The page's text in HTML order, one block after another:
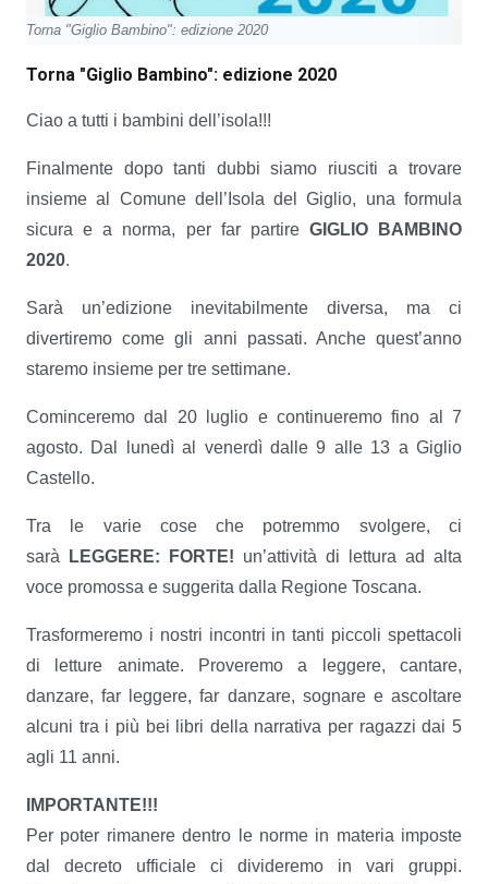
Torna "Giglio Bambino": edizione 2020
Torna "Giglio Bambino": edizione 2020
Ciao a tutti i bambini dell’isola!!!
Finalmente dopo tanti dubbi siamo riusciti a trovare
insieme al Comune dell’Isola del Giglio, una formula
sicura e a norma, per far partire GIGLIO BAMBINO
2020.
Sarà un’edizione inevitabilmente diversa, ma ci
divertiremo come gli anni passati. Anche quest’anno
staremo insieme per tre settimane.
Cominceremo dal 20 luglio e continueremo fino al 7
agosto. Dal lunedì al venerdì dalle 9 alle 13 a Giglio
Castello.
Tra le varie cose che potremmo svolgere, ci
sarà
LEGGERE: FORTE! un’attività di lettura ad alta
voce promossa e suggerita dalla Regione Toscana.
Trasformeremo i nostri incontri in tanti piccoli spettacoli
di letture animate. Proveremo a leggere, cantare,
danzare, far leggere, far danzare, sognare e ascoltare
alcuni tra i più bei libri della narrativa per ragazzi dai 5
agli 11 anni.
IMPORTANTE!!!
Per poter rimanere dentro le norme in materia imposte
dal decreto ufficiale ci divideremo in vari gruppi.